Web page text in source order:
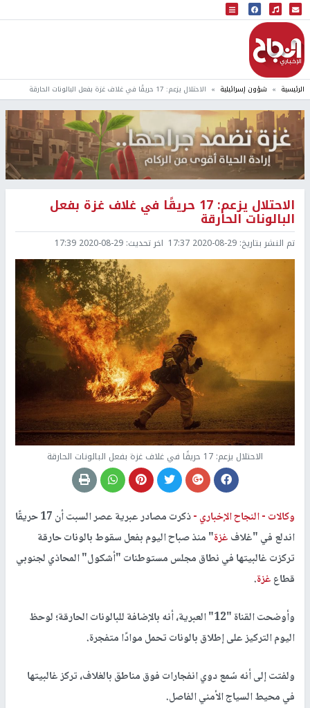
البث المباشر
إذاعة النجاح
الرئيسية شؤون إسرائيلية الاحتلال يزعم: 17 حريقًا في غلاف غزة بفعل البالونات الحارقة
الاحتلال يزعم: 17 حريقًا في غلاف غزة بفعل
البالونات الحارقة
تم النشر بتاريخ: 2020-08-29 17:37 اخر تحديث: 2020-08-29 17:39
الاحتلال يزعم: 17 حريقًا في غلاف غزة بفعل البالونات الحارقة
وكالات -النجاح الإخباري -
ذكرت مصادر عبرية عصر السبت أن 17 حريقًا
اندلع في "غلافغزة" منذ صباح اليوم بفعل سقوط بالونات حارقة
تركزت غالبيتها في نطاق مجلس مستوطنات "أشكول" المحاذي لجنوبي
قطاعغزة.
وأوضحت القناة "12" العبرية، أنه بالإضافة للبالونات الحارقة؛ لوحظ
اليوم التركيز على إطلاق بالونات تحمل موادًا متفجرة.
ولفتت إلى أنه سُمع دوي انفجارات فوق مناطق بالغلاف، تركز غالبيتها
في محيط السياج الأمني الفاصل.